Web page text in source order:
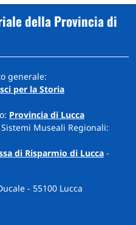
della Provincia di
generale:
per la Storia
Provincia di Lucca
Museali Regionali:
di Risparmio di Lucca -
- 55100 Lucca